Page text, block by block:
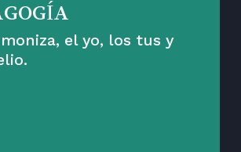
el yo, los tus y